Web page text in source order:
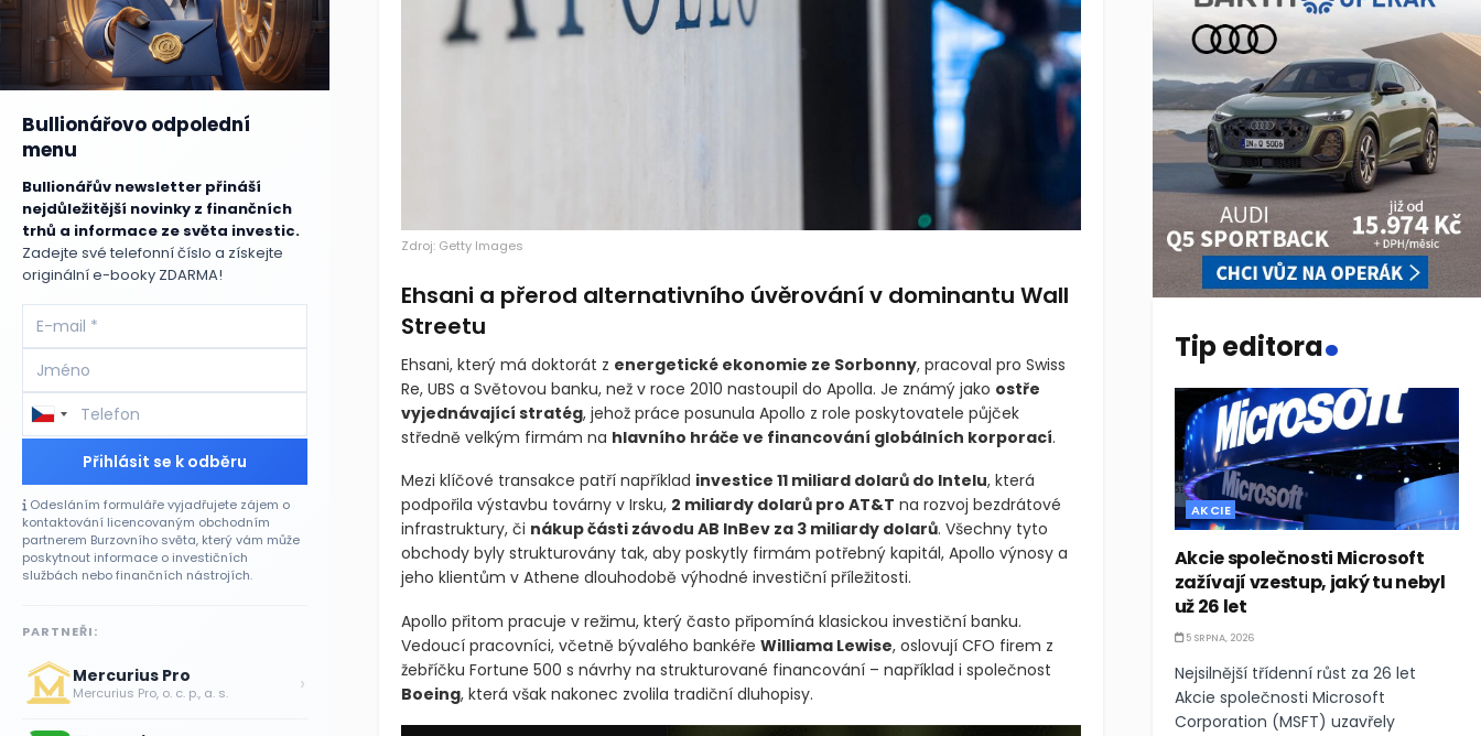
Zdroj: Getty Images
Ehsani a přerod alternativního úvěrování v dominantu Wall
Streetu
Ehsani, který má doktorát z energetické ekonomie ze Sorbonny, pracoval pro Swiss
Re, UBS a Světovou banku, než v roce 2010 nastoupil do Apolla. Je známý jako ostře
vyjednávající stratég, jehož práce posunula Apollo z role poskytovatele půjček
středně velkým firmám na hlavního hráče ve financování globálních korporací.
Mezi klíčové transakce patří například investice 11 miliard dolarů do Intelu, která
podpořila výstavbu továrny v Irsku, 2 miliardy dolarů pro AT&T na rozvoj bezdrátové
infrastruktury, či nákup části závodu AB InBev za 3 miliardy dolarů. Všechny tyto
obchody byly strukturovány tak, aby poskytly firmám potřebný kapitál, Apollo výnosy a
jeho klientům v Athene dlouhodobě výhodné investiční příležitosti.
Apollo přitom pracuje v režimu, který často připomíná klasickou investiční banku.
Vedoucí pracovníci, včetně bývalého bankéře Williama Lewise, oslovují CFO firem z
žebříčku Fortune 500 s návrhy na strukturované financování – například i společnost
Boeing, která však nakonec zvolila tradiční dluhopisy.
Bullionářovo odpolední
menu
Bullionářův newsletter přináší
nejdůležitější novinky z finančních
trhů a informace ze světa investic.
Zadejte své telefonní číslo a získejte
originální e-booky ZDARMA!
Přihlásit se k odběru
Odesláním formuláře vyjadřujete zájem o
kontaktování licencovaným obchodním
partnerem Burzovního světa, který vám může
poskytnout informace o investičních
službách nebo finančních nástrojích.
PARTNEŘI:
Mercurius Pro
Mercurius Pro, o. c. p., a. s. ›
Tip editora.
AKCIE
Akcie společnosti Microsoft
zažívají vzestup, jaký tu nebyl
už 26 let
5 SRPNA, 2026
Nejsilnější třídenní růst za 26 let
Akcie společnosti Microsoft
Corporation (MSFT) uzavřely